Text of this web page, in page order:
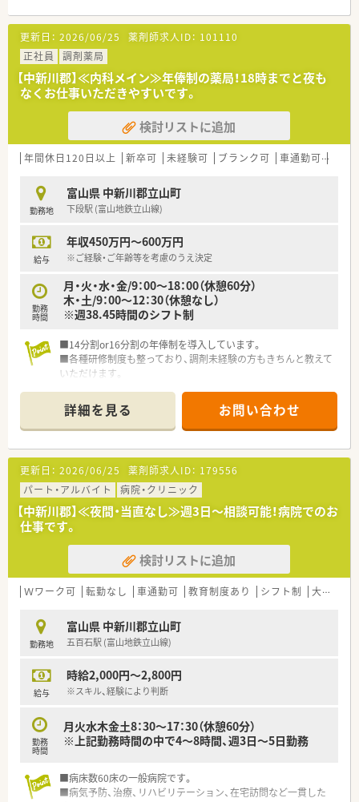
更新日： 2026/06/25 薬剤師求人ID： 101110
正社員
調剤薬局
【中新川郡】≪内科メイン≫年俸制の薬局！18時までと夜も
なくお仕事いただきやすいです。
検討リストに追加
年間休日120日以上 新卒可 未経験可 ブランク可 車通勤可
勤務地
富山県 中新川郡立山町
下段駅 (富山地鉄立山線)
給与
年収450万円～600万円
※ご経験・ご年齢等を考慮のうえ決定
勤務
時間
月・火・水・金/9：00～18：00（休憩60分）
木・土/9：00～12：30（休憩なし）
※週38.45時間のシフト制
■14分割or16分割の年俸制を導入しています。
■各種研修制度も整っており、調剤未経験の方もきちんと教えて
いただけます。
詳細を見る お問い合わせ
更新日： 2026/06/25 薬剤師求人ID： 179556
パート・アルバイト
病院・クリニック
【中新川郡】≪夜間・当直なし≫週3日～相談可能！病院でのお
仕事です。
検討リストに追加
Ｗワーク可 転勤なし 車通勤可 教育制度あり シフト制 大手チェーン以外
勤務地
富山県 中新川郡立山町
五百石駅 (富山地鉄立山線)
給与
時給2,000円～2,800円
※スキル、経験により判断
勤務
時間
月火水木金土8：30～17：30（休憩60分）
※上記勤務時間の中で4～8時間、週3日～5日勤務
■病床数60床の一般病院です。
■病気予防、治療、リハビリテーション、在宅訪問など一貫した